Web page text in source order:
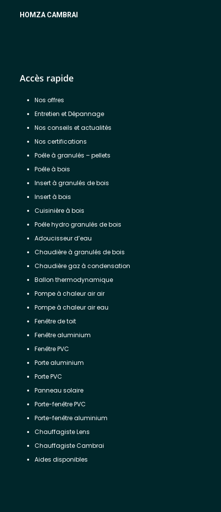
HOMZA CAMBRAI
Accès rapide
Nos offres
Entretien et Dépannage
Nos conseils et actualités
Nos certifications
Poêle à granulés – pellets
Poêle à bois
Insert à granulés de bois
Insert à bois
Cuisinière à bois
Poêle hydro granulés de bois
Adoucisseur d’eau
Chaudière à granulés de bois
Chaudière gaz à condensation
Ballon thermodynamique
Pompe à chaleur air air
Pompe à chaleur air eau
Fenêtre de toit
Fenêtre aluminium
Fenêtre PVC
Porte aluminium
Porte PVC
Panneau solaire
Porte-fenêtre PVC
Porte-fenêtre aluminium
Chauffagiste Lens
Chauffagiste Cambrai
Aides disponibles